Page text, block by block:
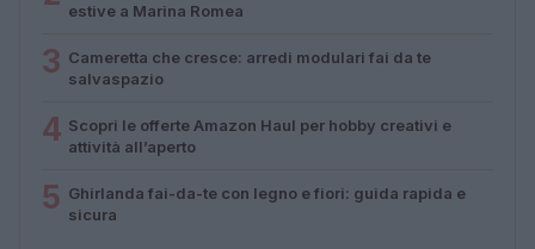
estive a Marina Romea
3 Cameretta che cresce: arredi modulari fai da te
salvaspazio
4 Scopri le offerte Amazon Haul per hobby creativi e
attività all’aperto
5 Ghirlanda fai-da-te con legno e fiori: guida rapida e
sicura